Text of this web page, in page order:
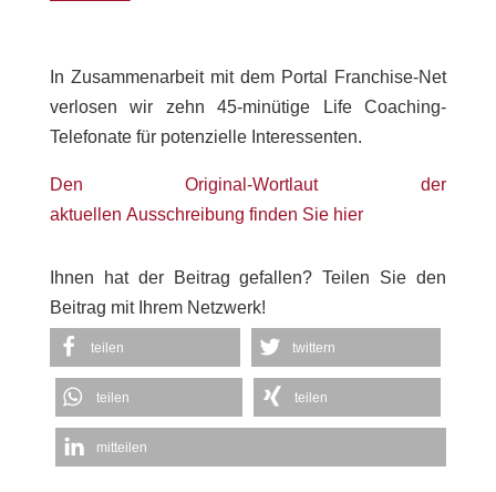
In Zusammenarbeit mit dem Portal Franchise-Net
verlosen wir zehn 45-minütige Life Coaching-
Telefonate für potenzielle Interessenten.
Den Original-Wortlaut der
aktuellen Ausschreibung finden Sie hier
Ihnen hat der Beitrag gefallen? Teilen Sie den
Beitrag mit Ihrem Netzwerk!
teilen twittern
teilen teilen
mitteilen